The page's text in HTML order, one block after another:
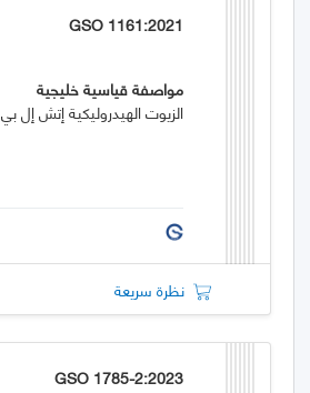
GSO 1161:2021
مواصفة قياسية خليجية
الزيوت الهيدروليكية إتش إل بي
نظرة سريعة
GSO 1785-2:2023